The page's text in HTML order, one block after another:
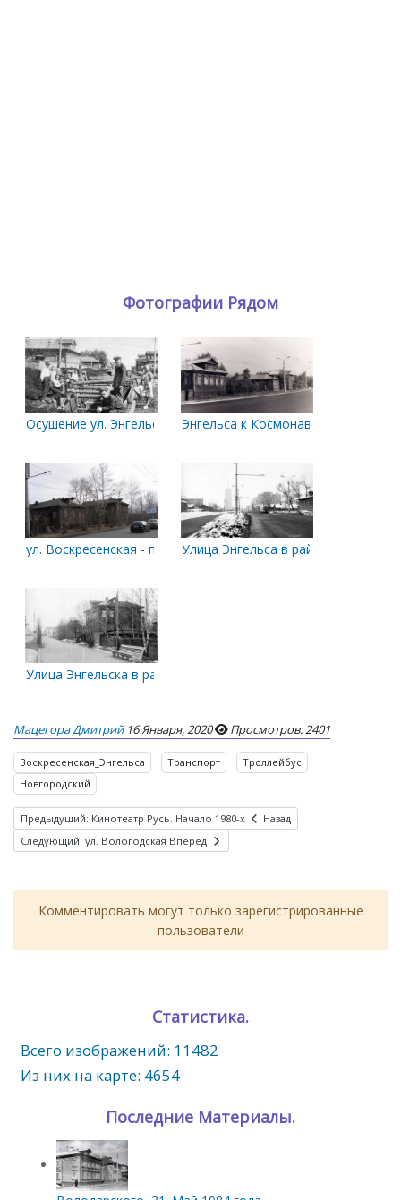
Фотографии Рядом
Осушение ул. Энгельса Энгельса к Космонавтов
ул. Воскресенская - пр. С. Космонавтов
Улица Энгельса в районе
Улица Энгельска в районе перекрестка с проспектом
Мацегора Дмитрий 16 Января, 2020 Просмотров: 2401
Воскресенская_Энгельса Транспорт
Троллейбус
Новгородский
Предыдущий: Кинотеатр Русь. Начало 1980-х
Назад
Следующий: ул. Вологодская Вперед
Комментировать могут только зарегистрированные
пользователи
Статистика.
Всего изображений: 11482
Из них на карте: 4654
Последние Материалы.